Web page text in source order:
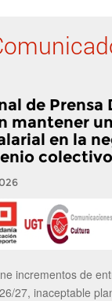
de Prensa
mantener
en la
colectivo
incrementos de
27, inaceptable